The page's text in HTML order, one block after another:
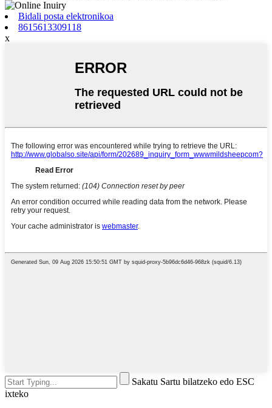
Bidali posta elektronikoa
8615613309118
x
Sakatu Sartu bilatzeko edo ESC
ixteko